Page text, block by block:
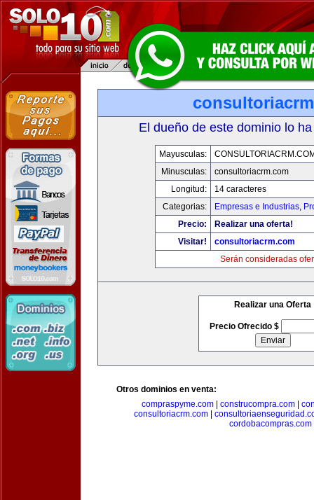
El dueño de este dominio lo
Mayusculas:
Minusculas:
consultoriacrm.com
Longitud:
14 caracteres
Categorias:
Empresas e Industrias,
Precio:
Realizar una oferta!
Visitar!
consultoriacrm.com
Serán consideradas
Realizar una Oferta
Precio Ofrecido $
Otros dominios en venta:
compraspyme.com
construcompra.com
consultoriacrm.com|
cordobacompras.com